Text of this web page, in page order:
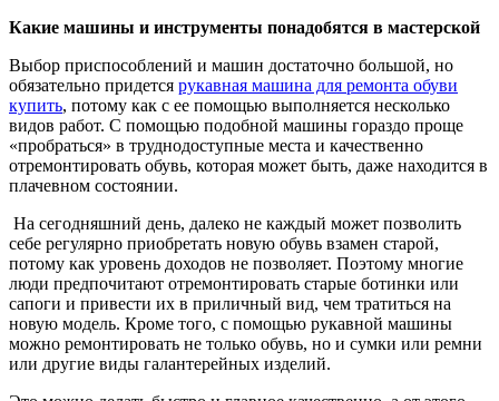
Какие машины и инструменты понадобятся в мастерской
Выбор приспособлений и машин достаточно большой, но
обязательно придется рукавная машина для ремонта обуви
купить, потому как с ее помощью выполняется несколько
видов работ. С помощью подобной машины гораздо проще
«пробраться» в труднодоступные места и качественно
отремонтировать обувь, которая может быть, даже находится в
плачевном состоянии.
На сегодняшний день, далеко не каждый может позволить
себе регулярно приобретать новую обувь взамен старой,
потому как уровень доходов не позволяет. Поэтому многие
люди предпочитают отремонтировать старые ботинки или
сапоги и привести их в приличный вид, чем тратиться на
новую модель. Кроме того, с помощью рукавной машины
можно ремонтировать не только обувь, но и сумки или ремни
или другие виды галантерейных изделий.